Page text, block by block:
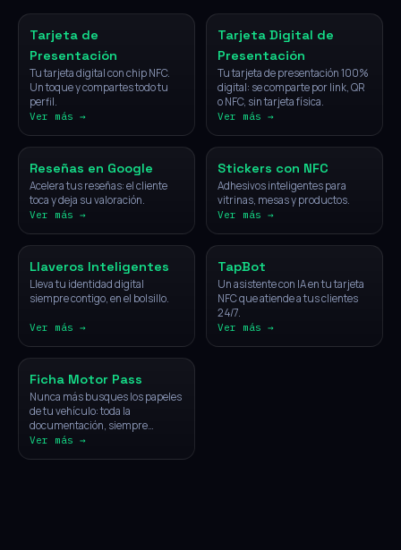
Tarjeta de
Presentación
Tu tarjeta digital con chip NFC.
Un toque y compartes todo tu
perfil.
Ver más →
Tarjeta Digital de
Presentación
Tu tarjeta de presentación 100%
digital: se comparte por link, QR
o NFC, sin tarjeta física.
Ver más →
NFC
Reseñas en Google
Acelera tus reseñas: el cliente
toca y deja su valoración.
Ver más →
NFC
Stickers con NFC
Adhesivos inteligentes para
vitrinas, mesas y productos.
Ver más →
NFC
Llaveros Inteligentes
Lleva tu identidad digital
siempre contigo, en el bolsillo.
Ver más →
IA
TapBot
Un asistente con IA en tu tarjeta
NFC que atiende a tus clientes
24/7.
Ver más →
Vehículos
Ficha Motor Pass
Nunca más busques los papeles
de tu vehículo: toda la
documentación, siempre
disponible con un solo toque.
Ver más →